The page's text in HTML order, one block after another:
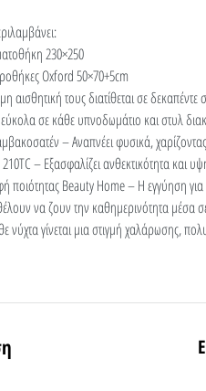
230×250
Oxford 50×70+5cm
αισθητική τους διατίθεται σε
εύκολα σε κάθε υπνοδωμάτιο και στυλ
– Αναπνέει φυσικά,
– Εξασφαλίζει ανθεκτικότητα και
ποιότητας Beauty Home – Η εγγύηση
να ζουν την καθημερινότητα μέσα
νύχτα γίνεται μια στιγμή χαλάρωσης,